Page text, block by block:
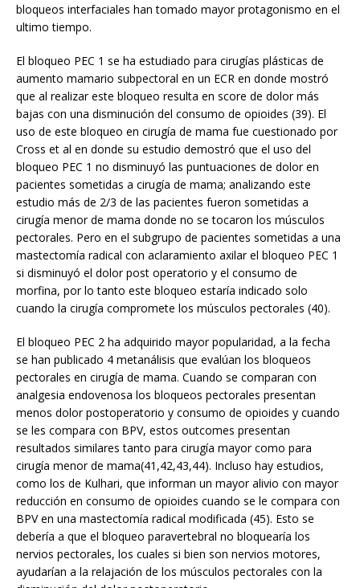
bloqueos interfaciales han tomado mayor protagonismo en el
ultimo tiempo.
El bloqueo PEC 1 se ha estudiado para cirugías plásticas de
aumento mamario subpectoral en un ECR en donde mostró
que al realizar este bloqueo resulta en score de dolor más
bajas con una disminución del consumo de opioides (39). El
uso de este bloqueo en cirugía de mama fue cuestionado por
Cross et al en donde su estudio demostró que el uso del
bloqueo PEC 1 no disminuyó las puntuaciones de dolor en
pacientes sometidas a cirugía de mama; analizando este
estudio más de 2/3 de las pacientes fueron sometidas a
cirugía menor de mama donde no se tocaron los músculos
pectorales. Pero en el subgrupo de pacientes sometidas a una
mastectomía radical con aclaramiento axilar el bloqueo PEC 1
si disminuyó el dolor post operatorio y el consumo de
morfina, por lo tanto este bloqueo estaría indicado solo
cuando la cirugía compromete los músculos pectorales (40).
El bloqueo PEC 2 ha adquirido mayor popularidad, a la fecha
se han publicado 4 metanálisis que evalúan los bloqueos
pectorales en cirugía de mama. Cuando se comparan con
analgesia endovenosa los bloqueos pectorales presentan
menos dolor postoperatorio y consumo de opioides y cuando
se les compara con BPV, estos outcomes presentan
resultados similares tanto para cirugía mayor como para
cirugía menor de mama(41,42,43,44). Incluso hay estudios,
como los de Kulhari, que informan un mayor alivio con mayor
reducción en consumo de opioides cuando se le compara con
BPV en una mastectomía radical modificada (45). Esto se
debería a que el bloqueo paravertebral no bloquearía los
nervios pectorales, los cuales si bien son nervios motores,
ayudarían a la relajación de los músculos pectorales con la